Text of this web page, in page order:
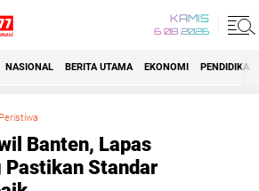
KAMIS
6 08 2026
NASIONAL BERITA UTAMA EKONOMI PENDIDIKAN
Peristiwa
Banten, Lapas
Pastikan Standar